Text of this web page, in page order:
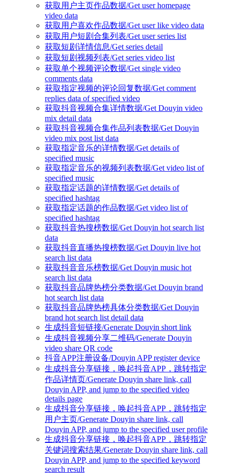
获取用户主页作品数据/Get user homepage
video data
获取用户喜欢作品数据/Get user like video data
获取用户短剧合集列表/Get user series list
获取短剧详情信息/Get series detail
获取短剧视频列表/Get series video list
获取单个视频评论数据/Get single video
comments data
获取指定视频的评论回复数据/Get comment
replies data of specified video
获取抖音视频合集详情数据/Get Douyin video
mix detail data
获取抖音视频合集作品列表数据/Get Douyin
video mix post list data
获取指定音乐的详情数据/Get details of
specified music
获取指定音乐的视频列表数据/Get video list of
specified music
获取指定话题的详情数据/Get details of
specified hashtag
获取指定话题的作品数据/Get video list of
specified hashtag
获取抖音热搜榜数据/Get Douyin hot search list
data
获取抖音直播热搜榜数据/Get Douyin live hot
search list data
获取抖音音乐榜数据/Get Douyin music hot
search list data
获取抖音品牌热榜分类数据/Get Douyin brand
hot search list data
获取抖音品牌热榜具体分类数据/Get Douyin
brand hot search list detail data
生成抖音短链接/Generate Douyin short link
生成抖音视频分享二维码/Generate Douyin
video share QR code
抖音APP注册设备/Douyin APP register device
生成抖音分享链接，唤起抖音APP，跳转指定
作品详情页/Generate Douyin share link, call
Douyin APP, and jump to the specified video
details page
生成抖音分享链接，唤起抖音APP，跳转指定
用户主页/Generate Douyin share link, call
Douyin APP, and jump to the specified user profile
生成抖音分享链接，唤起抖音APP，跳转指定
关键词搜索结果/Generate Douyin share link, call
Douyin APP, and jump to the specified keyword
search result